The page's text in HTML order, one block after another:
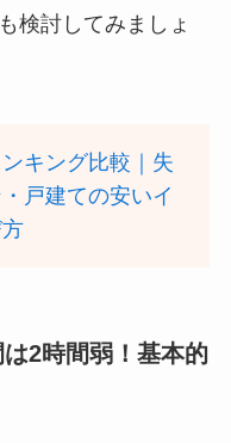
検討してみましょ
キング比較｜失
戸建ての安いイ
2時間弱！基本的